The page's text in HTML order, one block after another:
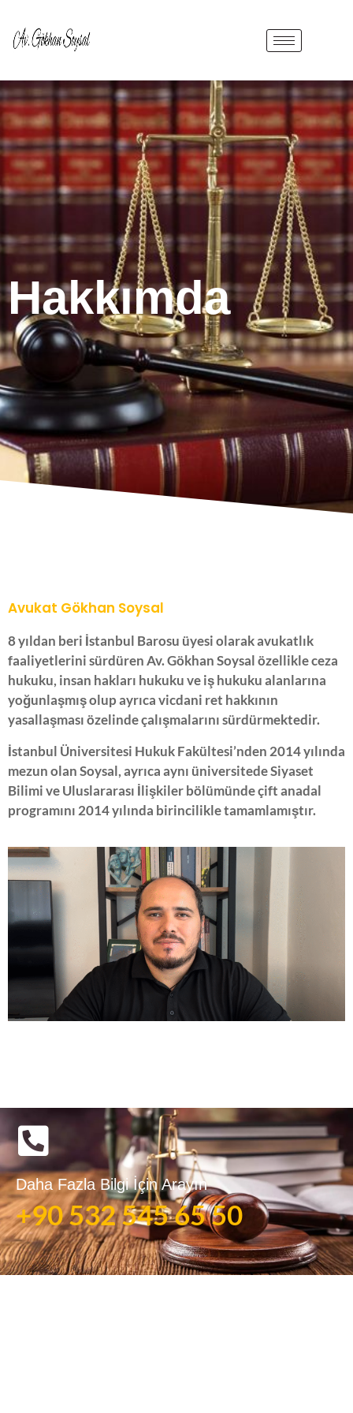
Hakkımda
Avukat Gökhan Soysal
8 yıldan beri İstanbul Barosu üyesi olarak avukatlık
faaliyetlerini sürdüren Av. Gökhan Soysal özellikle ceza
hukuku, insan hakları hukuku ve iş hukuku alanlarına
yoğunlaşmış olup ayrıca vicdani ret hakkının
yasallaşması özelinde çalışmalarını sürdürmektedir.
İstanbul Üniversitesi Hukuk Fakültesi’nden 2014 yılında
mezun olan Soysal, ayrıca aynı üniversitede Siyaset
Bilimi ve Uluslararası İlişkiler bölümünde çift anadal
programını 2014 yılında birincilikle tamamlamıştır.
Daha Fazla Bilgi İçin Arayın
+90 532 545 65 50